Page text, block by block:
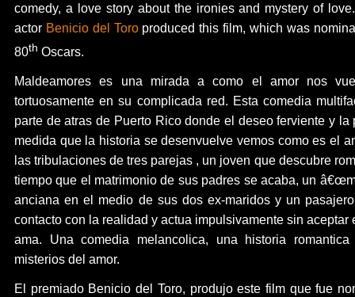
comedy, a love story about the ironies and mystery of
actor Benicio del Toroproduced this film, which was
80th Oscars.
Maldeamores es una mirada a como el amor nos
tortuosamente en su complicada red. Esta comedia
parte de atras de Puerto Rico donde el deseo ferviente y
medida que la historia se desenvuelve vemos como es el
las tribulaciones de tres parejas , un joven que descubre
tiempo que el matrimonio de sus padres se acaba, un
anciana en el medio de sus dos ex-maridos y un
contacto con la realidad y actua impulsivamente sin aceptar
ama. Una comedia melancolica, una historia
misterios del amor.
El premiado Benicio del Toro, produjo este film que fue